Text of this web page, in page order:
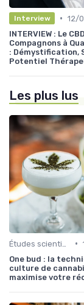
Interview • 12/
INTERVIEW : Le
Compagnons à
: Démystification,
Potentiel
Les plus lus
•
One bud : la
culture de
maximise votre